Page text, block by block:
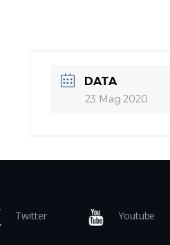
DATA
23 Mag 2020
Twitter Youtube